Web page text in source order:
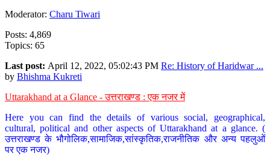
Moderator: Charu Tiwari
Posts: 4,869
Topics: 65
Last post: April 12, 2022, 05:02:43 PM Re: History of Haridwar ...
by Bhishma Kukreti
Uttarakhand at a Glance - उत्तराखण्ड : एक नजर में
Here you can find the details of various social, geographical,
cultural, political and other aspects of Uttarakhand at a glance. (
उत्तराखण्ड के भौगोलिक,सामाजिक,सांस्कृतिक,राजनीतिक और अन्य पहलुओं
पर एक नजर)